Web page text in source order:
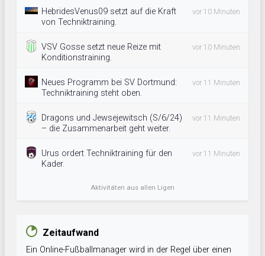
HebridesVenus09 setzt auf die Kraft
von Techniktraining.
vor 10 Minuten
VSV Gosse setzt neue Reize mit
Konditionstraining.
vor 10 Minuten
Neues Programm bei SV Dortmund:
Techniktraining steht oben.
vor 11 Minuten
Dragons und Jewsejewitsch (S/6/24)
– die Zusammenarbeit geht weiter.
vor 11 Minuten
Urus ordert Techniktraining für den
Kader.
vor 11 Minuten
Aktivitäten aus allen Ligen
Zeitaufwand
Ein Online-Fußballmanager wird in der Regel über einen